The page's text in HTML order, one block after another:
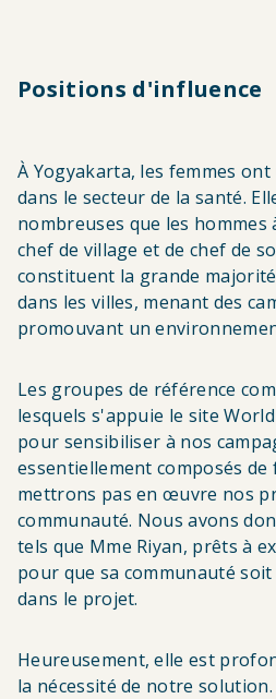
Positions d'influence
À Yogyakarta, les femmes
dans le secteur de la santé.
nombreuses que les hommes
chef de village et de chef de
constituent la grande
dans les villes, menant des
promouvant un
Les groupes de référence
lesquels s'appuie le site
pour sensibiliser à nos
essentiellement composés de
mettrons pas en œuvre nos
communauté. Nous avons
tels que Mme Riyan, prêts à
pour que sa communauté
dans le projet.
Heureusement, elle est
la nécessité de notre solution.